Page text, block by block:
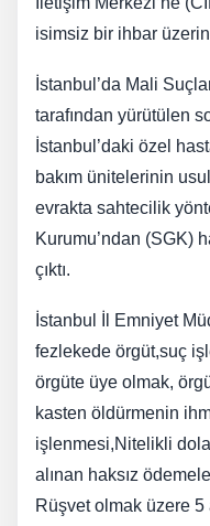
isimsiz bir ihbar
İstanbul’da Mali
tarafından yürütülen
İstanbul’daki özel
bakım ünitelerinin
evrakta sahtecilik
Kurumu’ndan (SGK)
çıktı.
İstanbul İl Emniyet
fezlekede örgüt,suç
örgüte üye olmak,
kasten öldürmenin
işlenmesi,Nitelikli
alınan haksız
Rüşvet olmak üzere 5